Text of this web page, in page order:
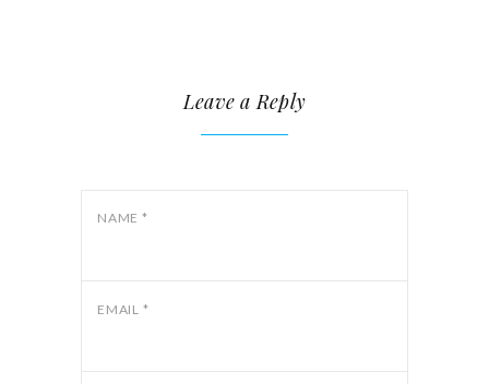
Leave a Reply
NAME *
EMAIL *